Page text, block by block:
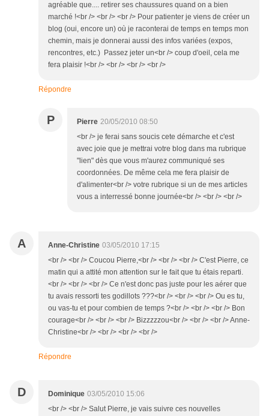
agréable que.... retirer ses chaussures quand on a bien
marché !<br /> <br /> <br /> Pour patienter je viens de créer un
blog (oui, encore un) où je raconterai de temps en temps mon
chemin, mais je donnerai aussi des infos variées (expos,
rencontres, etc.) Passez jeter un<br /> coup d'oeil, cela me
fera plaisir !<br /> <br /> <br /> <br />
Répondre
P Pierre 20/05/2010 08:50
<br /> je ferai sans soucis cete démarche et c'est
avec joie que je mettrai votre blog dans ma rubrique
"lien" dès que vous m'aurez communiqué ses
coordonnées. De même cela me fera plaisir de
d'alimenter<br /> votre rubrique si un de mes articles
vous a interressé bonne journée<br /> <br /> <br />
A Anne-Christine 03/05/2010 17:15
<br /> <br /> Coucou Pierre,<br /> <br /> <br /> C'est Pierre, ce
matin qui a attité mon attention sur le fait que tu étais reparti.
<br /> <br /> <br /> Ce n'est donc pas juste pour les aérer que
tu avais ressorti tes godillots ???<br /> <br /> <br /> Ou es tu,
ou vas-tu et pour combien de temps ?<br /> <br /> <br /> Bon
courage<br /> <br /> <br /> Bizzzzzou<br /> <br /> <br /> Anne-
Christine<br /> <br /> <br /> <br />
Répondre
D Dominique 03/05/2010 15:06
<br /> <br /> Salut Pierre, je vais suivre ces nouvelles